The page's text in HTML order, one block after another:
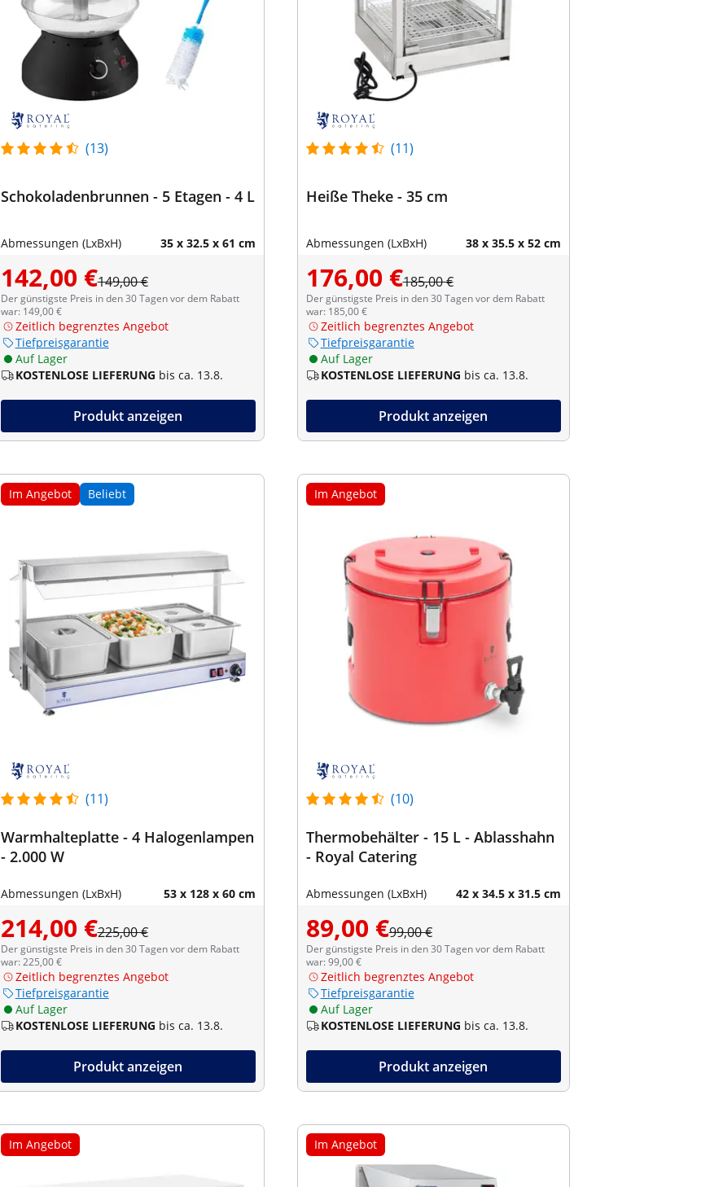
(13)
Schokoladenbrunnen - 5 Etagen - 4 L
Abmessungen (LxBxH) 35 x 32.5 x 61 cm
142,00 €149,00 €
Der günstigste Preis in den 30 Tagen vor dem Rabatt
war: 149,00 €
Zeitlich begrenztes Angebot
Tiefpreisgarantie
Auf Lager
KOSTENLOSE LIEFERUNG bis ca. 13.8.
Produkt anzeigen
(11)
Heiße Theke - 35 cm
Abmessungen (LxBxH) 38 x 35.5 x 52 cm
176,00 €185,00 €
Der günstigste Preis in den 30 Tagen vor dem Rabatt
war: 185,00 €
Zeitlich begrenztes Angebot
Tiefpreisgarantie
Auf Lager
KOSTENLOSE LIEFERUNG bis ca. 13.8.
Produkt anzeigen
Im Angebot Beliebt
(11)
Warmhalteplatte - 4 Halogenlampen
- 2.000 W
Abmessungen (LxBxH) 53 x 128 x 60 cm
214,00 €225,00 €
Der günstigste Preis in den 30 Tagen vor dem Rabatt
war: 225,00 €
Zeitlich begrenztes Angebot
Tiefpreisgarantie
Auf Lager
KOSTENLOSE LIEFERUNG bis ca. 13.8.
Produkt anzeigen
Im Angebot
(10)
Thermobehälter - 15 L - Ablasshahn
- Royal Catering
Abmessungen (LxBxH) 42 x 34.5 x 31.5 cm
89,00 €99,00 €
Der günstigste Preis in den 30 Tagen vor dem Rabatt
war: 99,00 €
Zeitlich begrenztes Angebot
Tiefpreisgarantie
Auf Lager
KOSTENLOSE LIEFERUNG bis ca. 13.8.
Produkt anzeigen
Im Angebot Im Angebot